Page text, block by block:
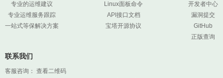
专业的运维建议
专业运维服务跟踪
一站式等保解决方案
Linux面板命令
API接口文档
宝塔开源协议
开发者中心
漏洞提交
GitHub
正版查询
联系我们
客服咨询： 查看二维码